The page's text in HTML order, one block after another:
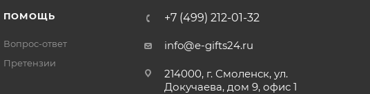
ПОМОЩЬ
Вопрос-ответ
Претензии
+7 (499) 212-01-32
info@e-gifts24.ru
214000, г. Смоленск, ул.
Докучаева, дом 9, офис 1